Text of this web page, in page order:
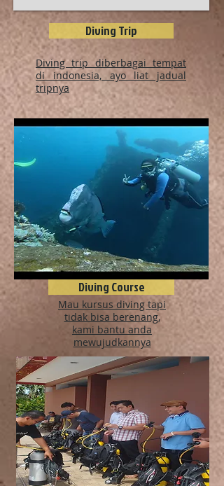
Diving Trip
Diving trip diberbagai tempat
di indonesia, ayo liat jadual
tripnya
Diving Course
Mau kursus diving tapi
tidak bisa berenang,
kami bantu anda
mewujudkannya